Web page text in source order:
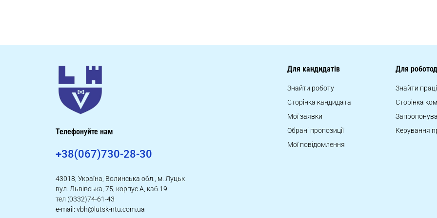
Телефонуйте нам
+38(067)730-28-30
43018, Україна, Волинська обл., м. Луцьк
вул. Львівська, 75; корпус А, каб.19
тел (0332)74-61-43
e-mail: vbh@lutsk-ntu.com.ua
Для кандидатів
Знайти роботу
Сторінка кандидата
Мої заявки
Обрані пропозиції
Мої повідомлення
Для
Знайти
Сторінка
Керування